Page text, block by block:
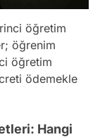
öğretim
öğrenim
öğretim
ödemekle
Hangi